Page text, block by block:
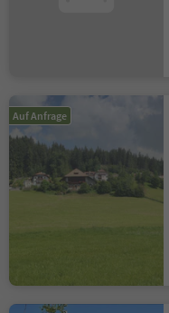
Auf Anfrage